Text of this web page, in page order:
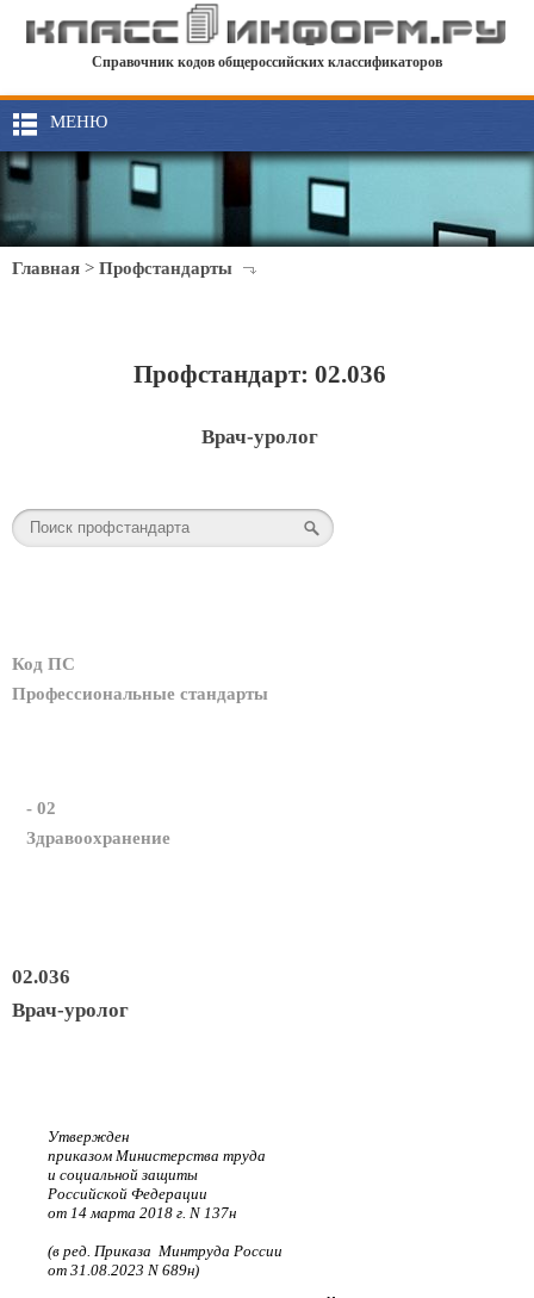
Справочник кодов общероссийских классификаторов
МЕНЮ
Главная > Профстандарты
Профстандарт: 02.036
Врач-уролог
Код ПС
Профессиональные стандарты
- 02
Здравоохранение
02.036
Врач-уролог
Утвержден
приказом Министерства труда
и социальной защиты
Российской Федерации
от 14 марта 2018 г. N 137н
(в ред. Приказа Минтруда России
от 31.08.2023 N 689н)